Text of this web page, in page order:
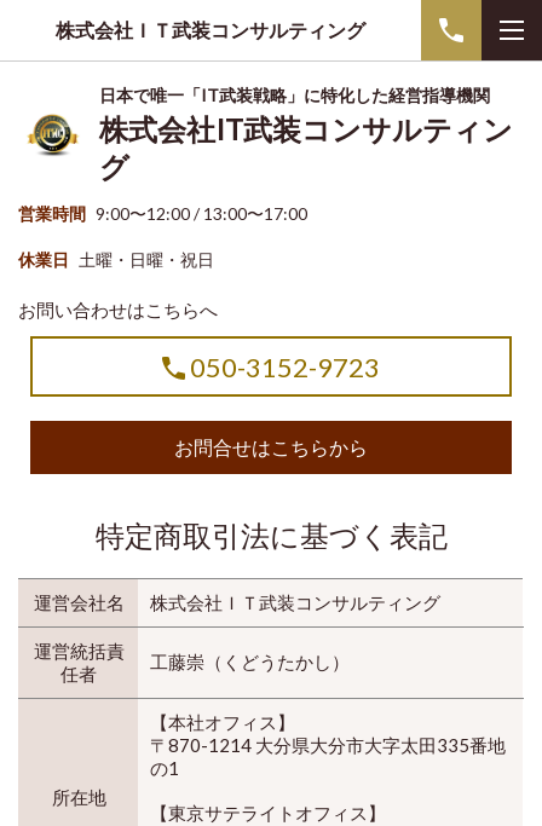
株式会社ＩＴ武装コンサルティング
日本で唯一「IT武装戦略」に特化した経営指導機関
株式会社IT武装コンサルティン
グ
営業時間 9:00〜12:00 / 13:00〜17:00
休業日 土曜・日曜・祝日
お問い合わせはこちらへ
050-3152-9723
お問合せはこちらから
特定商取引法に基づく表記
運営会社名 株式会社ＩＴ武装コンサルティング
運営統括責
任者
工藤崇（くどうたかし）
所在地
【本社オフィス】
〒870-1214 大分県大分市大字太田335番地
の1
【東京サテライトオフィス】